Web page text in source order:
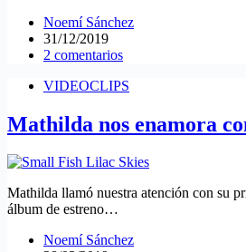
Noemí Sánchez
31/12/2019
2 comentarios
VIDEOCLIPS
Mathilda nos enamora
Mathilda llamó nuestra atención con su
álbum de estreno…
Noemí Sánchez